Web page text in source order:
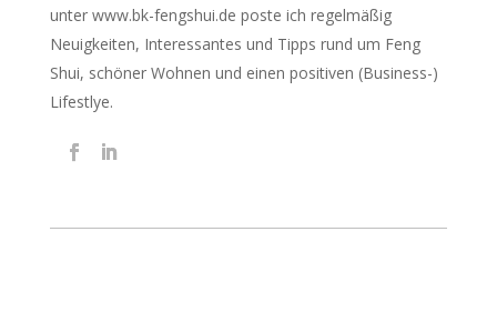
unter www.bk-fengshui.de poste ich regelmäßig
Neuigkeiten, Interessantes und Tipps rund um Feng
Shui, schöner Wohnen und einen positiven (Business-)
Lifestlye.